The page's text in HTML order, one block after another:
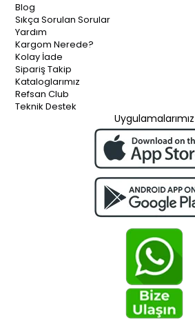
Blog
Sıkça Sorulan Sorular
Yardım
Kargom Nerede?
Kolay İade
Sipariş Takip
Kataloglarımız
Refsan Club
Teknik Destek
Uygulamalarımız